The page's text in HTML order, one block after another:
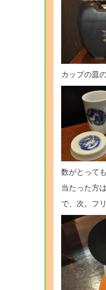
カップの皿
数がとって
当たった方
で、次。フ